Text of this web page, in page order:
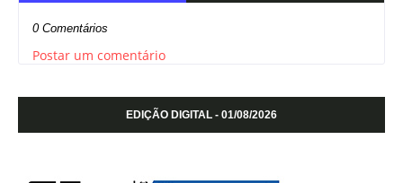
0 Comentários
Postar um comentário
EDIÇÃO DIGITAL - 01/08/2026